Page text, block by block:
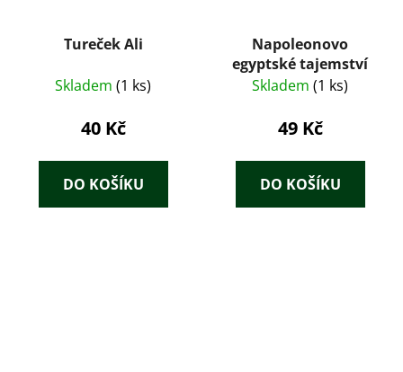
Tureček Ali
Skladem (1 ks)
40 Kč
DO KOŠÍKU
Napoleonovo
egyptské tajemství
Skladem (1 ks)
49 Kč
DO KOŠÍKU